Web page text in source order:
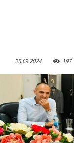
25.09.2024 197